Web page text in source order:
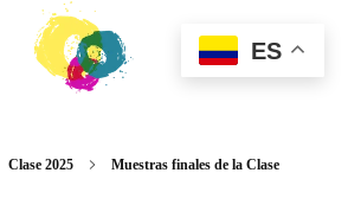
ConCuerpos
Danza Inclusiva en Colombia
Clase 2025
Muestras finales de la Clase
ES